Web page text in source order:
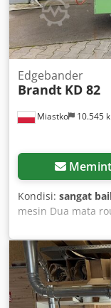
Miastko 10.545
Edgebander
Brandt KD 82
Kondisi: sangat
mesin Dua mata